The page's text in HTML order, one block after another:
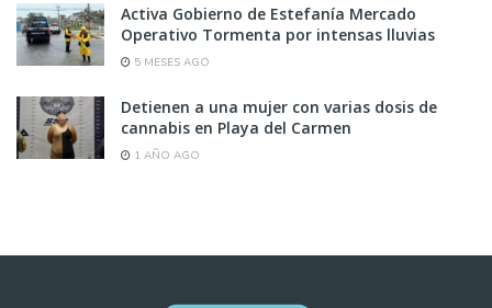
Activa Gobierno de Estefanía Mercado
Operativo Tormenta por intensas lluvias
5 MESES AGO
Detienen a una mujer con varias dosis de
cannabis en Playa del Carmen
1 AÑO AGO